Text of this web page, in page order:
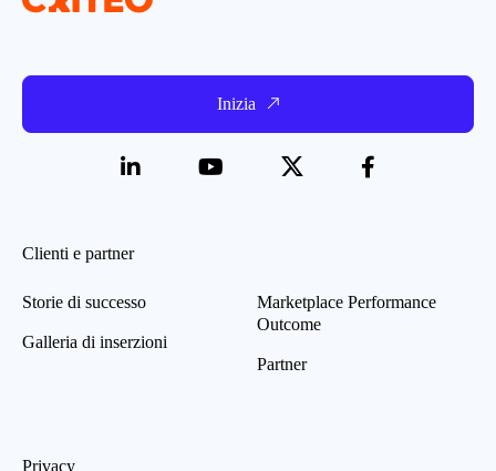
Inizia
Clienti e partner
Storie di successo
Galleria di inserzioni
Marketplace Performance
Outcome
Partner
Privacy